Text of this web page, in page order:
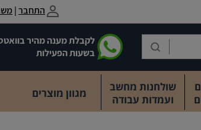
התחבר|
לקבלת מענה מהיר
בשעות הפעילות
שולחנות מחשב
ועמדות עבודה
מגוון מוצרים